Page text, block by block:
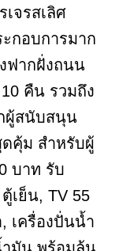
จรสเลิศ
กอบการมาก
ฟากฝั่งถนน
คืน รวมถึง
ผู้สนับสนุน
คุ้ม สำหรับผู้
บาท รับ
เย็น, TV 55
เครื่องปั่นน้ำ